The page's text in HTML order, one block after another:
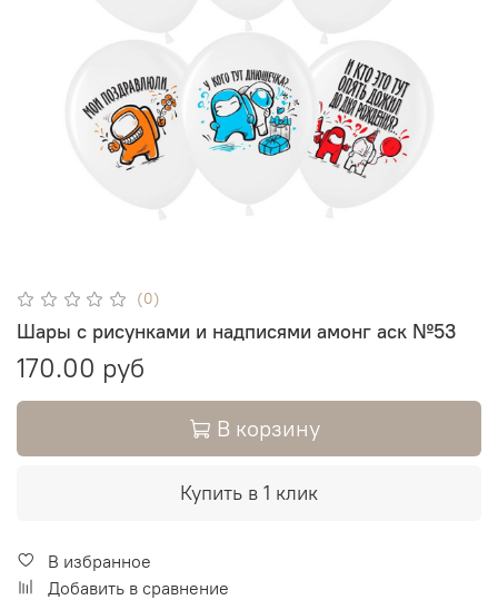
(0)
Шары с рисунками и надписями амонг аск №53
170.00 руб
В корзину
Купить в 1 клик
В избранное
Добавить в сравнение